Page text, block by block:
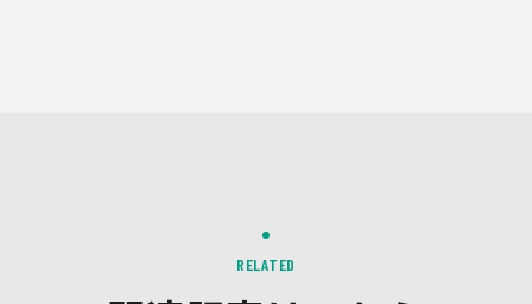
当社の保有個人データについて、利用目的の通知・開示・
RELATED